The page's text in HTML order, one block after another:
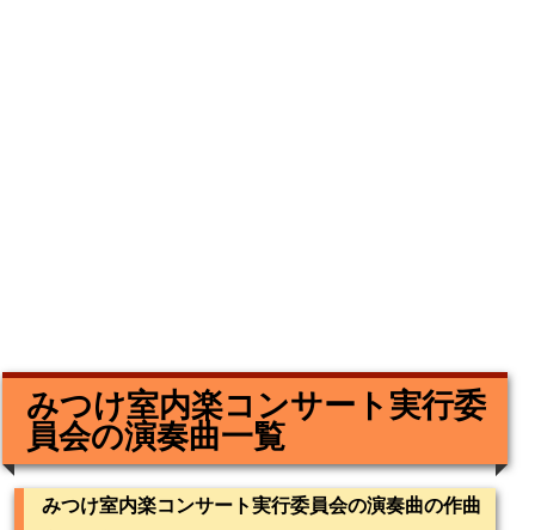
みつけ室内楽コンサート実行委
員会の演奏曲一覧
みつけ室内楽コンサート実行委員会の演奏曲の作曲